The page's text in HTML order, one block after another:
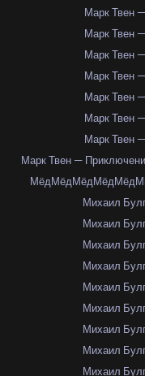
Марк Твен
Марк Твен
Марк Твен
Марк Твен
Марк Твен
Марк Твен
Марк Твен
Марк Твен —
МёдМёдМёдМёдМёд
Михаил
Михаил
Михаил
Михаил
Михаил
Михаил
Михаил
Михаил
Михаил